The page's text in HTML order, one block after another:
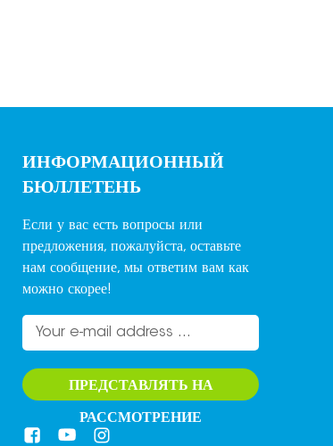
ИНФОРМАЦИОННЫЙ
БЮЛЛЕТЕНЬ
Если у вас есть вопросы или
предложения, пожалуйста, оставьте
нам сообщение, мы ответим вам как
можно скорее!
ПРЕДСТАВЛЯТЬ НА
РАССМОТРЕНИЕ